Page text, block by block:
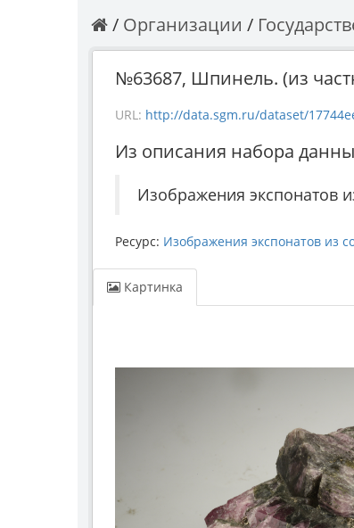
Организации
№63687, Шпинель. (из
URL: http://data.sgm.ru/dataset/
Из описания набора
Изображения экспонатов
Ресурс: Изображения экспонатов из
Картинка